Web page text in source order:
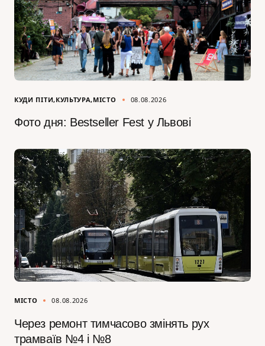
КУДИ ПІТИ КУЛЬТУРА МІСТО 08.08.2026
Фото дня: Bestseller Fest у Львові
МІСТО 08.08.2026
Через ремонт тимчасово змінять рух
трамваїв №4 і №8